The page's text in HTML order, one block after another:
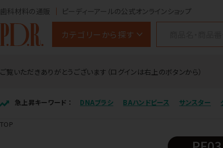
歯科材料の通販 ピーディーアールの公式オンラインショップ
カテゴリーから探す
ご覧いただきありがとうございます（ログインは右上のボタンから）
急上昇キーワード ： DNAブラシ BAハンドピース サンスター
TOP